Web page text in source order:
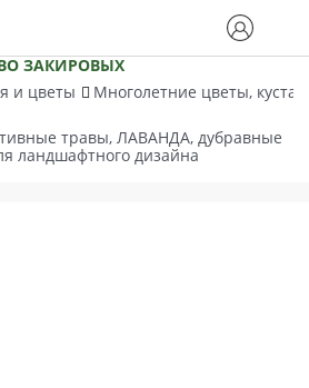
ЗАКИРОВЫХ
и цветы Многолетние цветы,
травы, ЛАВАНДА, дубравные
ландшафтного дизайна